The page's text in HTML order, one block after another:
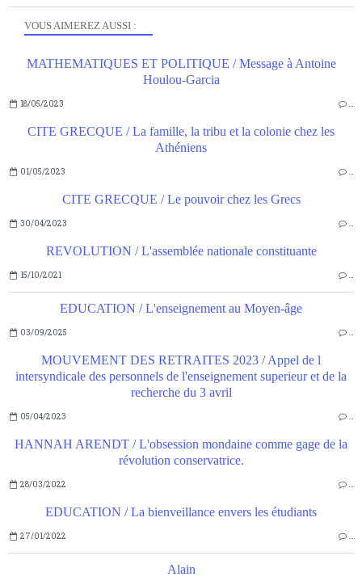
VOUS AIMEREZ AUSSI :
MATHEMATIQUES ET POLITIQUE / Message à Antoine
Houlou-Garcia
18/05/2023 …
CITE GRECQUE / La famille, la tribu et la colonie chez les
Athéniens
01/05/2023 …
CITE GRECQUE / Le pouvoir chez les Grecs
30/04/2023 …
REVOLUTION / L'assemblée nationale constituante
15/10/2021 …
EDUCATION / L'enseignement au Moyen-âge
03/09/2025 …
MOUVEMENT DES RETRAITES 2023 / Appel de l
intersyndicale des personnels de l'enseignement superieur et de la
recherche du 3 avril
05/04/2023 …
HANNAH ARENDT / L'obsession mondaine comme gage de la
révolution conservatrice.
28/03/2022 …
EDUCATION / La bienveillance envers les étudiants
27/01/2022 …
Alain